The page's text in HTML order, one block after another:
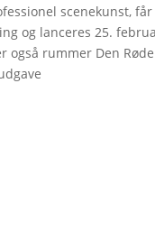
scenekunst, får
og lanceres 25.
også rummer Den